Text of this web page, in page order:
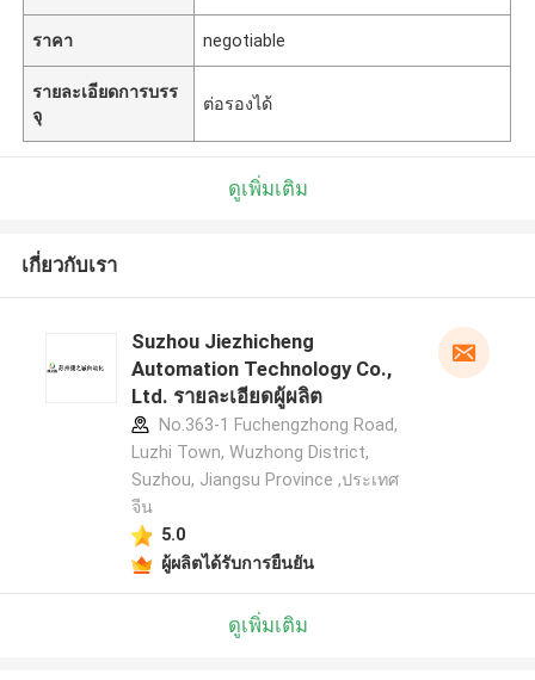
ราคา negotiable
รายละเอียดการบรร
จุ
ต่อรองได้
ดูเพิ่มเติม
เกี่ยวกับเรา
Suzhou Jiezhicheng
Automation Technology Co.,
Ltd. รายละเอียดผู้ผลิต
No.363-1 Fuchengzhong Road,
Luzhi Town, Wuzhong District,
Suzhou, Jiangsu Province ,ประเทศ
จีน
5.0
ผู้ผลิตได้รับการยืนยัน
ดูเพิ่มเติม